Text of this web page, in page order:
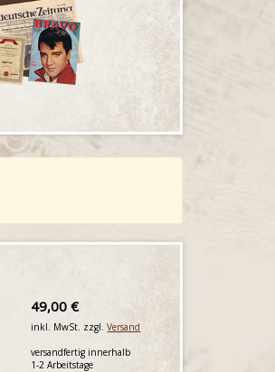
49,00 €
inkl. MwSt. zzgl.Versand
versandfertig innerhalb
1-2 Arbeitstage